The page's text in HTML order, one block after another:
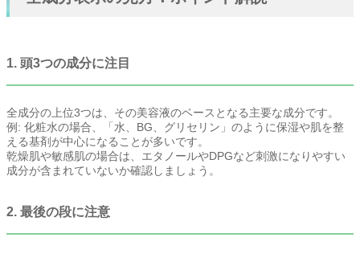
1. 頭3つの成分に注目
全成分の上位3つは、その美容液のベースとなる主要な成分です。
例: 化粧水の場合、「水、BG、グリセリン」のように保湿や肌を整
える基剤が中心になることが多いです。
乾燥肌や敏感肌の場合は、エタノールやDPGなど刺激になりやすい
成分が含まれていないか確認しましょう。
2. 最後の段に注意